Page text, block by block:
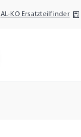
AL-KO Ersatzteilfinder